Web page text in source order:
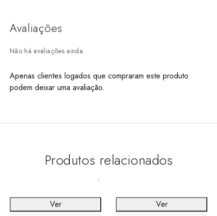
Avaliações
Não há avaliações ainda.
Apenas clientes logados que compraram este produto
podem deixar uma avaliação.
Produtos relacionados
Ver Ver